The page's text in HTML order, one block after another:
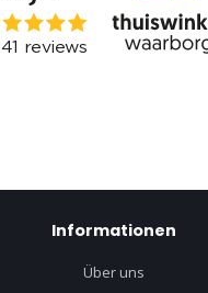
Informationen
Über uns